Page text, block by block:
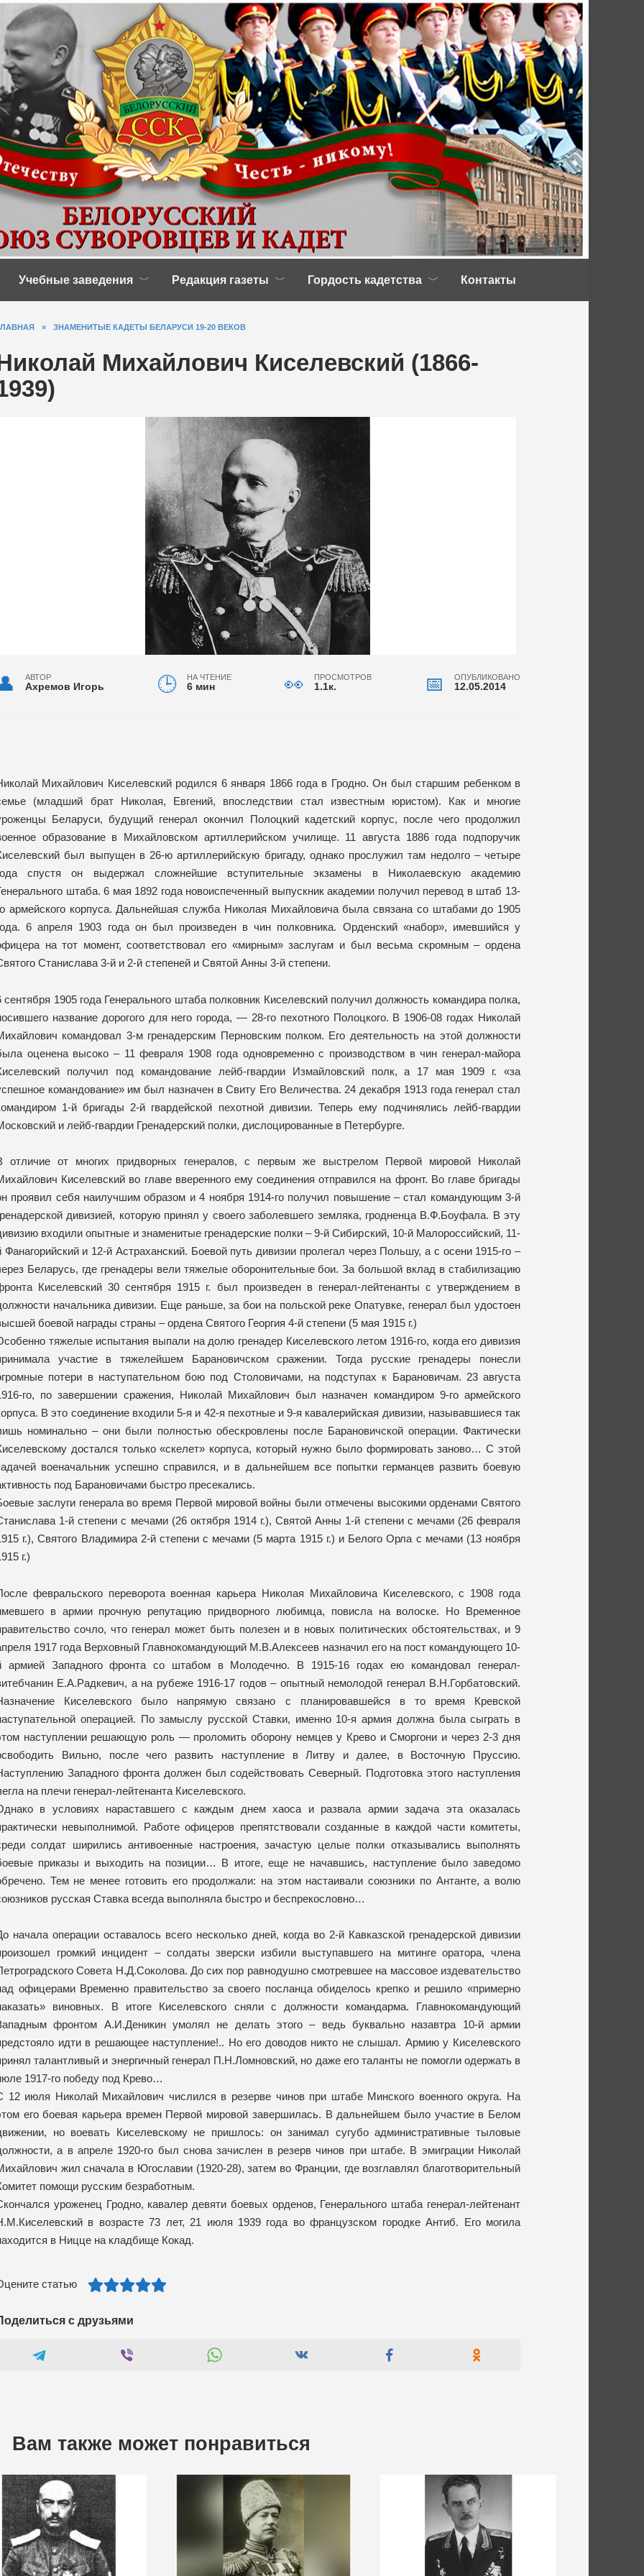
Учебные заведения Редакция газеты Гордость кадетства Контакты
» ЗНАМЕНИТЫЕ КАДЕТЫ БЕЛАРУСИ 19-20 ВЕКОВ
Михайлович Киселевский (1866-
АВТОР
Ахремов Игорь
НА ЧТЕНИЕ
6 мин
ПРОСМОТРОВ
1.1к.
ОПУБЛИКОВАНО
12.05.2014
Михайлович Киселевский родился 6 января 1866 года в Гродно. Он был старшим ребенком в
(младший брат Николая, Евгений, впоследствии стал известным юристом). Как и многие
Беларуси, будущий генерал окончил Полоцкий кадетский корпус, после чего продолжил
образование в Михайловском артиллерийском училище. 11 августа 1886 года подпоручик
был выпущен в 26-ю артиллерийскую бригаду, однако прослужил там недолго – четыре
спустя он выдержал сложнейшие вступительные экзамены в Николаевскую академию
штаба. 6 мая 1892 года новоиспеченный выпускник академии получил перевод в штаб 13-
армейского корпуса. Дальнейшая служба Николая Михайловича была связана со штабами до 1905
6 апреля 1903 года он был произведен в чин полковника. Орденский «набор», имевшийся у
на тот момент, соответствовал его «мирным» заслугам и был весьма скромным – ордена
Станислава 3-й и 2-й степеней и Святой Анны 3-й степени.
сентября 1905 года Генерального штаба полковник Киселевский получил должность командира полка,
название дорогого для него города, — 28-го пехотного Полоцкого. В 1906-08 годах Николай
командовал 3-м гренадерским Перновским полком. Его деятельность на этой должности
оценена высоко – 11 февраля 1908 года одновременно с производством в чин генерал-майора
получил под командование лейб-гвардии Измайловский полк, а 17 мая 1909 г. «за
командование» им был назначен в Свиту Его Величества. 24 декабря 1913 года генерал стал
1-й бригады 2-й гвардейской пехотной дивизии. Теперь ему подчинялись лейб-гвардии
и лейб-гвардии Гренадерский полки, дислоцированные в Петербурге.
отличие от многих придворных генералов, с первым же выстрелом Первой мировой Николай
Киселевский во главе вверенного ему соединения отправился на фронт. Во главе бригады
проявил себя наилучшим образом и 4 ноября 1914-го получил повышение – стал командующим 3-й
дивизией, которую принял у своего заболевшего земляка, гродненца В.Ф.Боуфала. В эту
входили опытные и знаменитые гренадерские полки – 9-й Сибирский, 10-й Малороссийский, 11-
Фанагорийский и 12-й Астраханский. Боевой путь дивизии пролегал через Польшу, а с осени 1915-го –
Беларусь, где гренадеры вели тяжелые оборонительные бои. За большой вклад в стабилизацию
Киселевский 30 сентября 1915 г. был произведен в генерал-лейтенанты с утверждением в
начальника дивизии. Еще раньше, за бои на польской реке Опатувке, генерал был удостоен
боевой награды страны – ордена Святого Георгия 4-й степени (5 мая 1915 г.)
тяжелые испытания выпали на долю гренадер Киселевского летом 1916-го, когда его дивизия
участие в тяжелейшем Барановичском сражении. Тогда русские гренадеры понесли
потери в наступательном бою под Столовичами, на подступах к Барановичам. 23 августа
го, по завершении сражения, Николай Михайлович был назначен командиром 9-го армейского
В это соединение входили 5-я и 42-я пехотные и 9-я кавалерийская дивизии, называвшиеся так
номинально – они были полностью обескровлены после Барановичской операции. Фактически
достался только «скелет» корпуса, который нужно было формировать заново… С этой
военачальник успешно справился, и в дальнейшем все попытки германцев развить боевую
под Барановичами быстро пресекались.
заслуги генерала во время Первой мировой войны были отмечены высокими орденами Святого
1-й степени с мечами (26 октября 1914 г.), Святой Анны 1-й степени с мечами (26 февраля
г.), Святого Владимира 2-й степени с мечами (5 марта 1915 г.) и Белого Орла с мечами (13 ноября
г.)
февральского переворота военная карьера Николая Михайловича Киселевского, с 1908 года
в армии прочную репутацию придворного любимца, повисла на волоске. Но Временное
сочло, что генерал может быть полезен и в новых политических обстоятельствах, и 9
1917 года Верховный Главнокомандующий М.В.Алексеев назначил его на пост командующего 10-
армией Западного фронта со штабом в Молодечно. В 1915-16 годах ею командовал генерал-
Е.А.Радкевич, а на рубеже 1916-17 годов – опытный немолодой генерал В.Н.Горбатовский.
Киселевского было напрямую связано с планировавшейся в то время Кревской
операцией. По замыслу русской Ставки, именно 10-я армия должна была сыграть в
наступлении решающую роль — проломить оборону немцев у Крево и Сморгони и через 2-3 дня
Вильно, после чего развить наступление в Литву и далее, в Восточную Пруссию.
Западного фронта должен был содействовать Северный. Подготовка этого наступления
на плечи генерал-лейтенанта Киселевского.
в условиях нараставшего с каждым днем хаоса и развала армии задача эта оказалась
невыполнимой. Работе офицеров препятствовали созданные в каждой части комитеты,
солдат ширились антивоенные настроения, зачастую целые полки отказывались выполнять
приказы и выходить на позиции… В итоге, еще не начавшись, наступление было заведомо
Тем не менее готовить его продолжали: на этом настаивали союзники по Антанте, а волю
русская Ставка всегда выполняла быстро и беспрекословно…
начала операции оставалось всего несколько дней, когда во 2-й Кавказской гренадерской дивизии
громкий инцидент – солдаты зверски избили выступавшего на митинге оратора, члена
Совета Н.Д.Соколова. До сих пор равнодушно смотревшее на массовое издевательство
офицерами Временно правительство за своего посланца обиделось крепко и решило «примерно
виновных. В итоге Киселевского сняли с должности командарма. Главнокомандующий
фронтом А.И.Деникин умолял не делать этого – ведь буквально назавтра 10-й армии
идти в решающее наступление!.. Но его доводов никто не слышал. Армию у Киселевского
талантливый и энергичный генерал П.Н.Ломновский, но даже его таланты не помогли одержать в
1917-го победу под Крево…
12 июля Николай Михайлович числился в резерве чинов при штабе Минского военного округа. На
его боевая карьера времен Первой мировой завершилась. В дальнейшем было участие в Белом
но воевать Киселевскому не пришлось: он занимал сугубо административные тыловые
а в апреле 1920-го был снова зачислен в резерв чинов при штабе. В эмиграции Николай
жил сначала в Югославии (1920-28), затем во Франции, где возглавлял благотворительный
помощи русским безработным.
уроженец Гродно, кавалер девяти боевых орденов, Генерального штаба генерал-лейтенант
в возрасте 73 лет, 21 июля 1939 года во французском городке Антиб. Его могила
в Ницце на кладбище Кокад.
статью
с друзьями
Вам также может понравиться